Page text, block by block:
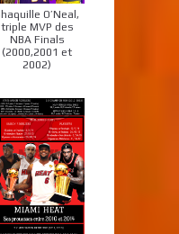
O’Neal,
triple MVP des
NBA Finals
(2000,2001 et
2002)